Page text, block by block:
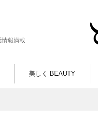
情報満載
美しく BEAUTY